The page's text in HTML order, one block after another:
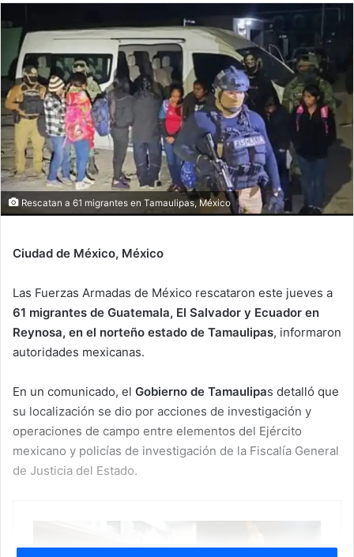
Rescatan a 61 migrantes en Tamaulipas, México
Ciudad de México, México
Las Fuerzas Armadas de México rescataron este jueves a
61 migrantes de Guatemala, El Salvador y Ecuador en
Reynosa, en el norteño estado de Tamaulipas, informaron
autoridades mexicanas.
En un comunicado, el Gobierno de Tamaulipas detalló que
su localización se dio por acciones de investigación y
operaciones de campo entre elementos del Ejército
mexicano y policías de investigación de la Fiscalía General
de Justicia del Estado.